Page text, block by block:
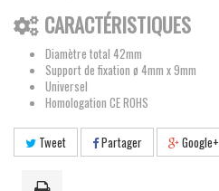
CARACTÉRISTIQUES
Diamètre total 42mm
Support de fixation ø 4mm x 9mm
Universel
Homologation CE ROHS
Tweet Partager Google+